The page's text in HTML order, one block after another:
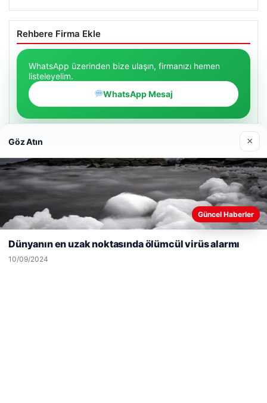
Rehbere Firma Ekle
WhatsApp üzerinden bize ulaşın, firmanızı hemen
listeleyelim.
WhatsApp Mesaj
Son Eklenen Firmalar
Web sitemizi nasıl kullandığınızı daha iyi anlayabilmek,
deneyiminizi kişiselleştirmek ve geliştirmek amacıyla çerezler
Reddet
Göz Atın ×
Güncel Haberler
Dünyanın en uzak noktasında ölümcül virüs alarmı
10/09/2024